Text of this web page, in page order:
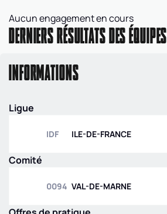
Aucun engagement en cours
DERNIERS RÉSULTATS DES ÉQUIPES
INFORMATIONS
Ligue
IDF ILE-DE-FRANCE
Comité
0094 VAL-DE-MARNE